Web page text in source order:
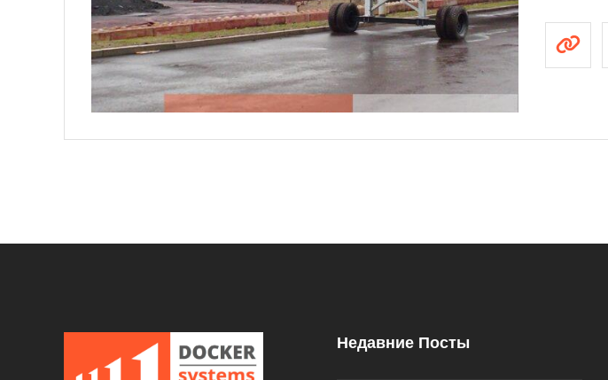
Недавние Посты